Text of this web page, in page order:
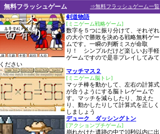
⇒無料フラッシュゲーム一覧
無料フラッシュゲーム
剣道物語
[ミニゲーム戦略ゲーム]
数字を５つに振り分けて、それぞれ
の大小で勝敗を決める戦略無料ゲー
ムです。一瞬の判断ミスが命取
り！ シンプルだけど楽しいお手軽
ゲームですので是非プレイしてみて
ください
マッチマス２
[ミニゲーム脳トレ]
マッチ棒を動かして、左右の計算式
が合うようにする脳トレゲームで
す。マッチを減らしたり、加えた
り、動かしたりして計算式を正しく
しましょう
デューク ダッシングトン
[アクションプチゲーム]
崩れかけた遺跡の中で10秒以内に出